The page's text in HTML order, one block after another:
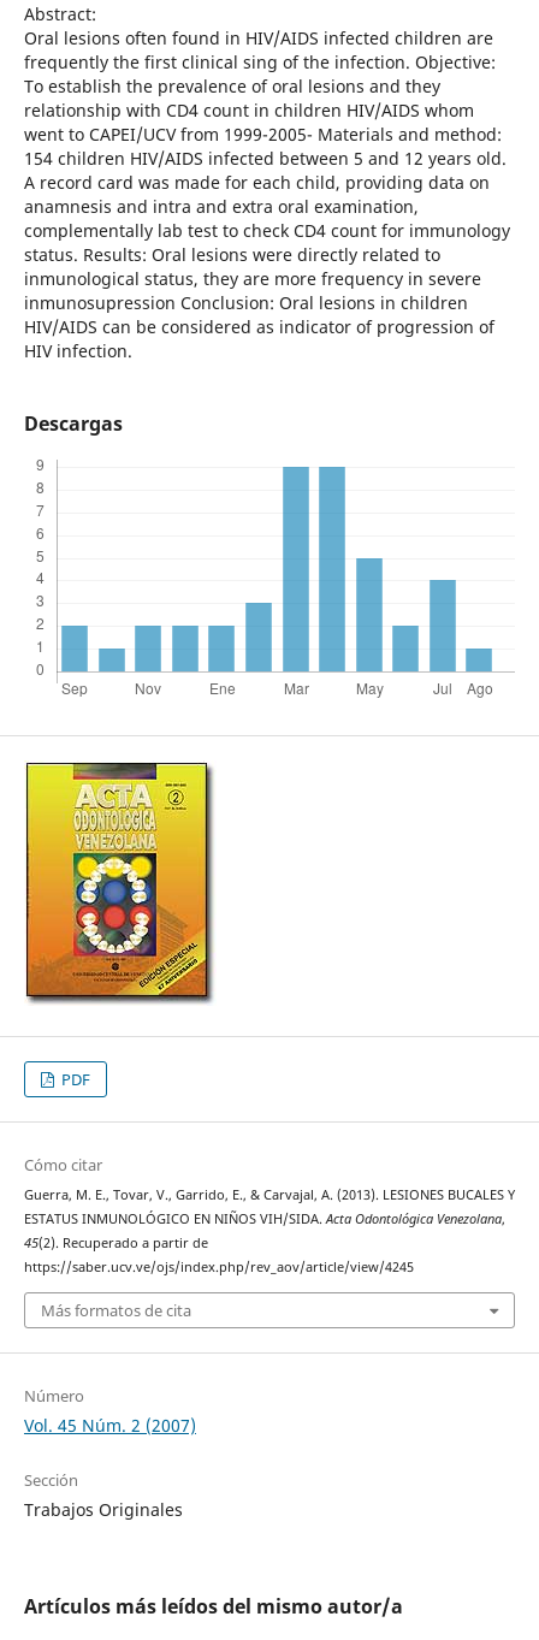
Abstract:
Oral lesions often found in HIV/AIDS infected children are
frequently the first clinical sing of the infection. Objective:
To establish the prevalence of oral lesions and they
relationship with CD4 count in children HIV/AIDS whom
went to CAPEI/UCV from 1999-2005- Materials and method:
154 children HIV/AIDS infected between 5 and 12 years old.
A record card was made for each child, providing data on
anamnesis and intra and extra oral examination,
complementally lab test to check CD4 count for immunology
status. Results: Oral lesions were directly related to
inmunological status, they are more frequency in severe
inmunosupression Conclusion: Oral lesions in children
HIV/AIDS can be considered as indicator of progression of
HIV infection.
Descargas
PDF
Cómo citar
Guerra, M. E., Tovar, V., Garrido, E., & Carvajal, A. (2013). LESIONES BUCALES Y
ESTATUS INMUNOLÓGICO EN NIÑOS VIH/SIDA.Acta Odontológica Venezolana,
45(2). Recuperado a partir de
https://saber.ucv.ve/ojs/index.php/rev_aov/article/view/4245
Más formatos de cita
Número
Vol. 45 Núm. 2 (2007)
Sección
Trabajos Originales
Artículos más leídos del mismo autor/a